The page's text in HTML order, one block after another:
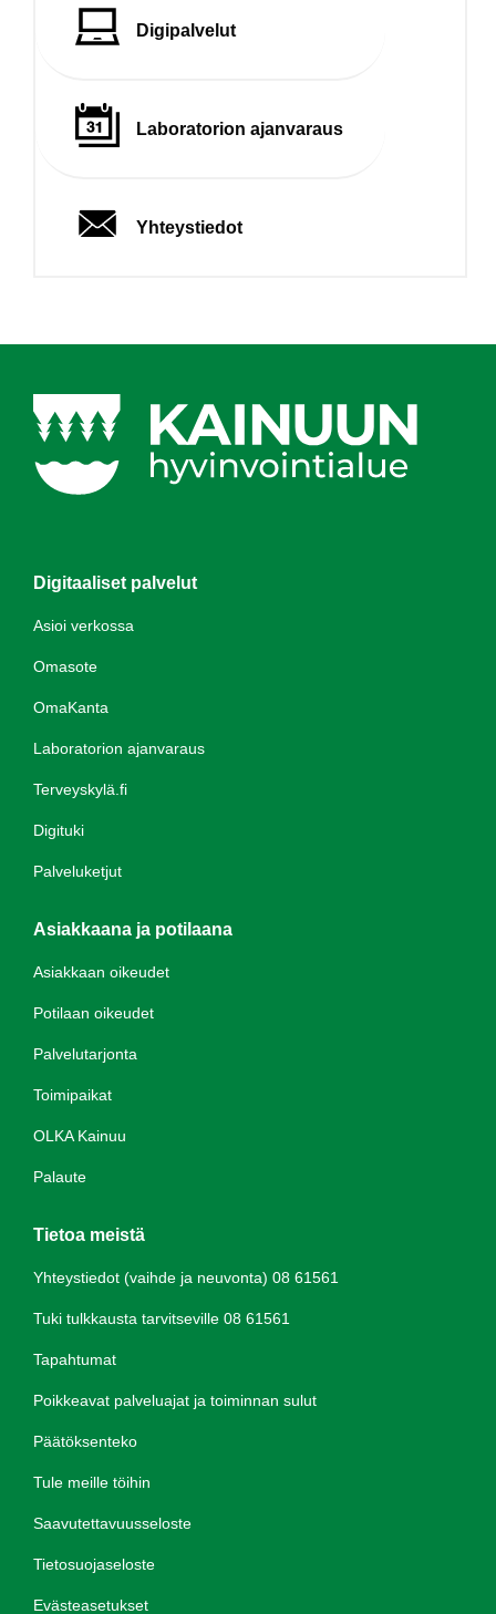
Digipalvelut
Laboratorion ajanvaraus
Yhteystiedot
Digitaaliset palvelut
Asioi verkossa
Omasote
OmaKanta
Laboratorion ajanvaraus
Terveyskylä.fi
Digituki
Palveluketjut
Asiakkaana ja potilaana
Asiakkaan oikeudet
Potilaan oikeudet
Palvelutarjonta
Toimipaikat
OLKA Kainuu
Palaute
Tietoa meistä
Yhteystiedot (vaihde ja neuvonta) 08 61561
Tuki tulkkausta tarvitseville 08 61561
Tapahtumat
Poikkeavat palveluajat ja toiminnan sulut
Päätöksenteko
Tule meille töihin
Saavutettavuusseloste
Tietosuojaseloste
Evästeasetukset